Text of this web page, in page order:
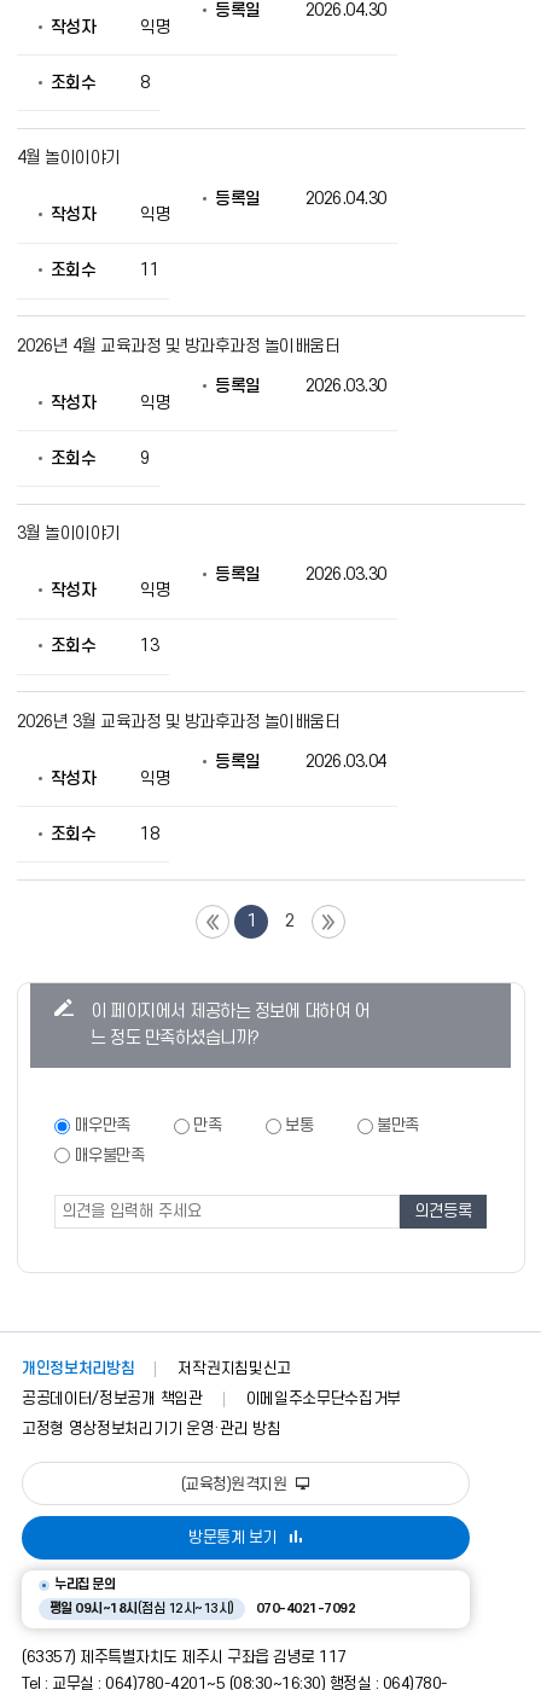
작성자 익명
등록일 2026.04.30
조회수 8
4월 놀이이야기
작성자 익명
등록일 2026.04.30
조회수 11
2026년 4월 교육과정 및 방과후과정 놀이배움터
작성자 익명
등록일 2026.03.30
조회수 9
3월 놀이이야기
작성자 익명
등록일 2026.03.30
조회수 13
2026년 3월 교육과정 및 방과후과정 놀이배움터
작성자 익명
등록일 2026.03.04
조회수 18
1 2
이 페이지에서 제공하는 정보에 대하여 어
느 정도 만족하셨습니까?
만
족
조
사
매우만족 만족 보통
불만족
매우불만족
개인정보처리방침
저작권지침및신고
공공데이터/정보공개 책임관
이메일주소무단수집거부
고정형 영상정보처리기기 운영·관리 방침
(교육청)원격지원
방문통계 보기
누리집 문의
평일 09시~18시 (점심 12시~13시) 070-4021-7092
(63357) 제주특별자치도 제주시 구좌읍 김녕로 117
Tel : 교무실 : 064)780-4201~5 (08:30~16:30) 행정실 : 064)780-